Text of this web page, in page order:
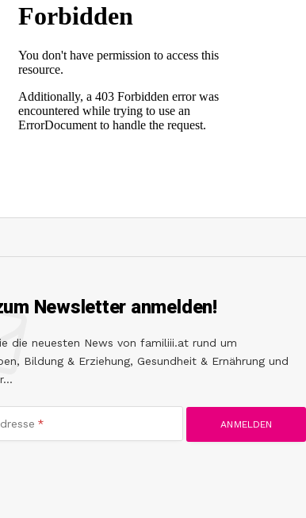
Newsletter anmelden!
die neuesten News von familiii.at rund um
Bildung & Erziehung, Gesundheit & Ernährung und